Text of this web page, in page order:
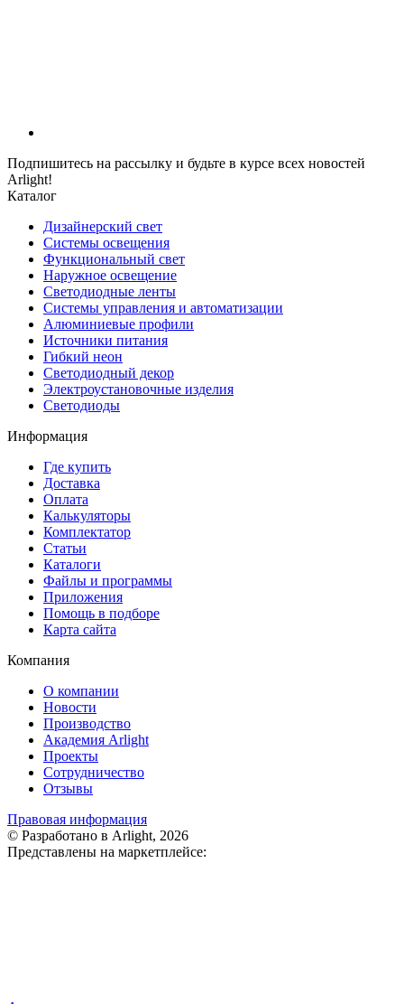
Подпишитесь на рассылку и будьте в курсе всех новостей
Arlight!
Каталог
Дизайнерский свет
Системы освещения
Функциональный свет
Наружное освещение
Светодиодные ленты
Системы управления и автоматизации
Алюминиевые профили
Источники питания
Гибкий неон
Светодиодный декор
Электроустановочные изделия
Светодиоды
Информация
Где купить
Доставка
Оплата
Калькуляторы
Комплектатор
Статьи
Каталоги
Файлы и программы
Приложения
Помощь в подборе
Карта сайта
Компания
О компании
Новости
Производство
Академия Arlight
Проекты
Сотрудничество
Отзывы
Правовая информация
© Разработано в Arlight, 2026
Представлены на маркетплейсе: